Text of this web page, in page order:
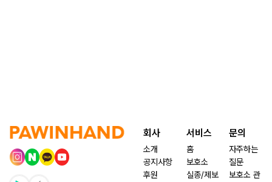
회사
소개
공지사항
후원
서비스
홈
보호소
실종/제보
문의
자주하는
질문
보호소 관